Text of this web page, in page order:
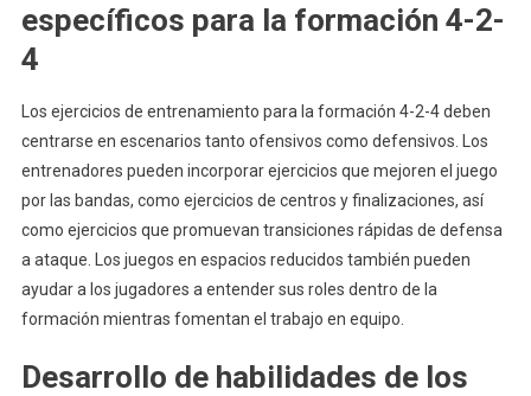
específicos para la formación 4-2-
4
Los ejercicios de entrenamiento para la formación 4-2-4 deben
centrarse en escenarios tanto ofensivos como defensivos. Los
entrenadores pueden incorporar ejercicios que mejoren el juego
por las bandas, como ejercicios de centros y finalizaciones, así
como ejercicios que promuevan transiciones rápidas de defensa
a ataque. Los juegos en espacios reducidos también pueden
ayudar a los jugadores a entender sus roles dentro de la
formación mientras fomentan el trabajo en equipo.
Desarrollo de habilidades de los